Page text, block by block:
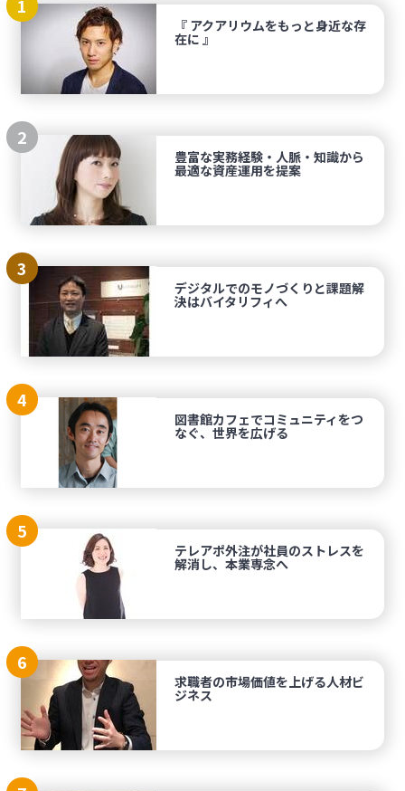
1
『 アクアリウムをもっと身近な存
在に 』
2
豊富な実務経験・人脈・知識から
最適な資産運用を提案
3
デジタルでのモノづくりと課題解
決はバイタリフィへ
4
図書館カフェでコミュニティをつ
なぐ、世界を広げる
5
テレアポ外注が社員のストレスを
解消し、本業専念へ
6
求職者の市場価値を上げる人材ビ
ジネス